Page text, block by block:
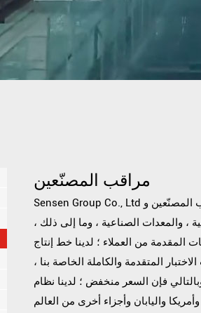
مراقب المصنّعين
المصنّعين
، والمعدات الصناعية ، وما إلى ذلك ،
المقدمة من العملاء ؛ لدينا خط إنتاج
المتقدمة والكاملة الخاصة بنا ،
فإن السعر منخفض ؛ لدينا نظام